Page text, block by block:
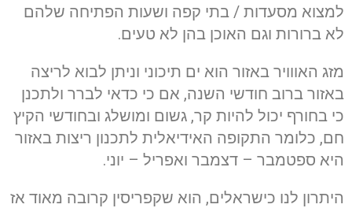
למצוא מסעדות / בתי קפה ושעות הפתיחה שלהם
לא ברורות וגם האוכן בהן לא טעים.
מזג האווויר באזור הוא ים תיכוני וניתן לבוא לריצה
באזור ברוב חודשי השנה, אם כי כדאי לברר ולתכנן
כי בחורף יכול להיות קר, גשום ומושלג ובחודשי הקיץ
חם, כלומר התקופה האידיאלית לתכנון ריצות באזור
היא ספטמבר – דצמבר ואפריל – יוני.
היתרון לנו כישראלים, הוא שקפריסין קרובה מאוד אז